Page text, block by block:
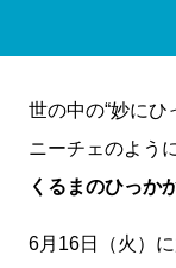
世の中の“妙に
ニーチェのよう
くるまのひっか
6月16日（火）